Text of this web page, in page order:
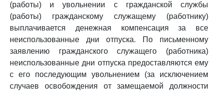
(работы) и увольнении с гражданской службы
(работы) гражданскому служащему (работнику)
выплачивается денежная компенсация за все
неиспользованные дни отпуска. По письменному
заявлению гражданского служащего (работника)
неиспользованные дни отпуска предоставляются ему
с его последующим увольнением (за исключением
случаев освобождения от замещаемой должности